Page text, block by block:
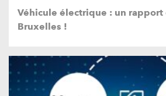
Véhicule électrique : un rapport
Bruxelles !